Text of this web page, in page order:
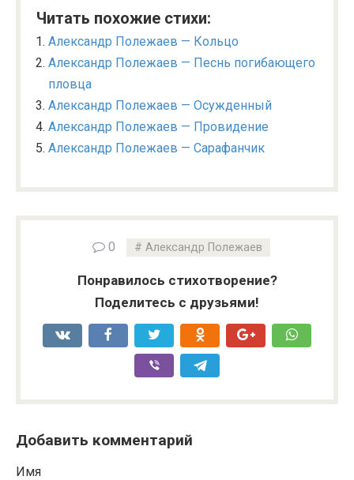
Читать похожие стихи:
Александр Полежаев — Кольцо
Александр Полежаев — Песнь погибающего
пловца
Александр Полежаев — Осужденный
Александр Полежаев — Провидение
Александр Полежаев — Сарафанчик
0 Александр Полежаев
Понравилось стихотворение?
Поделитесь с друзьями!
Добавить комментарий
Имя